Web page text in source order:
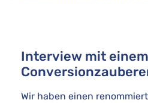
Interview mit einem
Wir haben einen